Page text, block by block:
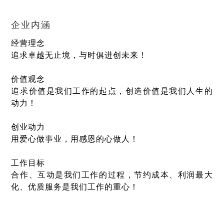
企业内涵
经营理念
追求卓越无止境，与时俱进创未来！
价值观念
追求价值是我们工作的起点，创造价值是我们人生的
动力！
创业动力
用爱心做事业，用感恩的心做人！
工作目标
合作、互动是我们工作的过程，节约成本、利润最大
化、优质服务是我们工作的重心！